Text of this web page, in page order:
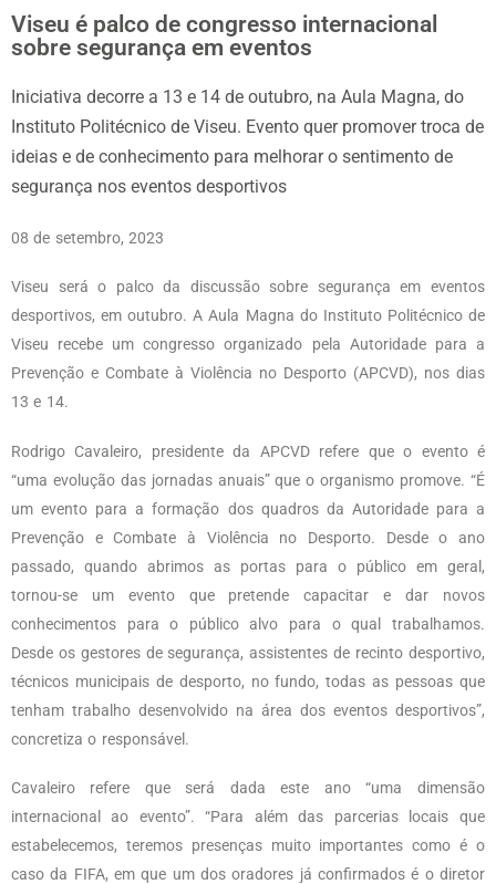
Viseu é palco de congresso internacional
sobre segurança em eventos
Iniciativa decorre a 13 e 14 de outubro, na Aula Magna, do
Instituto Politécnico de Viseu. Evento quer promover troca de
ideias e de conhecimento para melhorar o sentimento de
segurança nos eventos desportivos
08 de setembro, 2023
Viseu será o palco da discussão sobre segurança em eventos
desportivos, em outubro. A Aula Magna do Instituto Politécnico de
Viseu recebe um congresso organizado pela Autoridade para a
Prevenção e Combate à Violência no Desporto (APCVD), nos dias
13 e 14.
Rodrigo Cavaleiro, presidente da APCVD refere que o evento é
“uma evolução das jornadas anuais” que o organismo promove. “É
um evento para a formação dos quadros da Autoridade para a
Prevenção e Combate à Violência no Desporto. Desde o ano
passado, quando abrimos as portas para o público em geral,
tornou-se um evento que pretende capacitar e dar novos
conhecimentos para o público alvo para o qual trabalhamos.
Desde os gestores de segurança, assistentes de recinto desportivo,
técnicos municipais de desporto, no fundo, todas as pessoas que
tenham trabalho desenvolvido na área dos eventos desportivos”,
concretiza o responsável.
Cavaleiro refere que será dada este ano “uma dimensão
internacional ao evento”. “Para além das parcerias locais que
estabelecemos, teremos presenças muito importantes como é o
caso da FIFA, em que um dos oradores já confirmados é o diretor